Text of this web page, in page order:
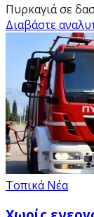
Πυρκαγιά σε
Διαβάστε
Τοπικά Νέα